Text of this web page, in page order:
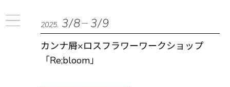
2025. 3/8 3/9
カンナ屑×ロスフラワーワークショップ
「Re;bloom」